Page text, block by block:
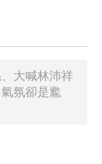
大喊林沛祥
氛卻是尷